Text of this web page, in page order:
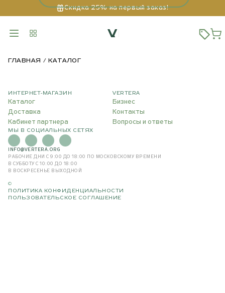
Скидка 25% на первый заказ!
ГЛАВНАЯ КАТАЛОГ
ИНТЕРНЕТ-МАГАЗИН
Каталог
Доставка
Кабинет партнера
VERTERA
Бизнес
Контакты
Вопросы и ответы
МЫ В СОЦИАЛЬНЫХ СЕТЯХ
INFO@VERTERA.ORG
РАБОЧИЕ ДНИ С 9:00 ДО 18:00
ПО МОСКОВСКОМУ ВРЕМЕНИ
В СУББОТУ С 10:00 ДО 18:00
В ВОСКРЕСЕНЬЕ ВЫХОДНОЙ
©
ПОЛИТИКА КОНФИДЕНЦИАЛЬНОСТИ
ПОЛЬЗОВАТЕЛЬСКОЕ СОГЛАШЕНИЕ